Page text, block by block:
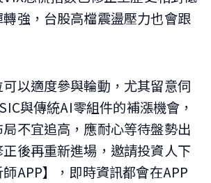
強，台股高檔震盪壓力也會跟
以適度參與輪動，尤其留意伺
與傳統AI零組件的補漲機會，
不宜追高，應耐心等待盤勢出
後再重新進場，邀請投資人下
APP】，即時資訊都會在APP